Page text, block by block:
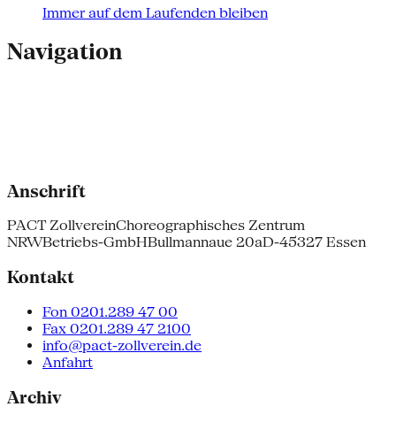
Immer auf dem Laufenden bleiben
Navigation
Anschrift
PACT ZollvereinChoreographisches Zentrum
NRWBetriebs-GmbHBullmannaue 20aD-45327 Essen
Kontakt
Fon 0201.289 47 00
Fax 0201.289 47 2100
info@pact-zollverein.de
Anfahrt
Archiv